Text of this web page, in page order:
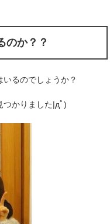
のか？？
いるのでしょうか？
つかりました|дﾟ)